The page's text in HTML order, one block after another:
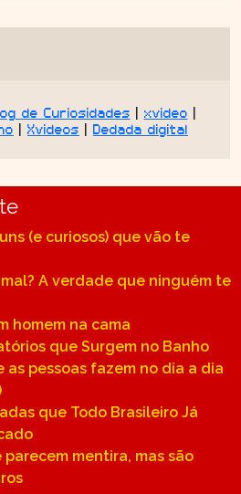
de Curiosidades | xvideo |
| Xvideos | Dedada digital
(e curiosos) que vão te
A verdade que ninguém te
homem na cama
que Surgem no Banho
as pessoas fazem no dia a dia
que Todo Brasileiro Já
mentira, mas são